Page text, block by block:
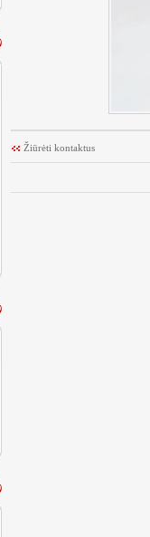
Žiūrėti kontaktus